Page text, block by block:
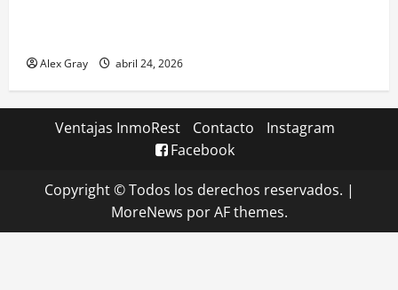
Alex Gray abril 24, 2026
Ventajas InmoRest Contacto
Instagram
Facebook
Copyright © Todos los derechos reservados. |
MoreNews por AF themes.